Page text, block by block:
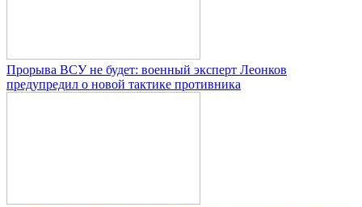
Прорыва ВСУ не будет: военный эксперт Леонков
предупредил о новой тактике противника